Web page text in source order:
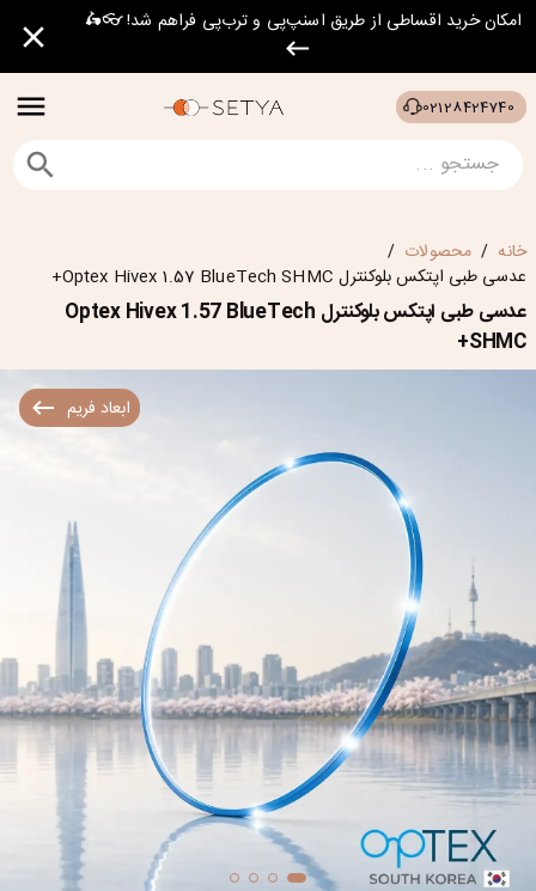
امکان خرید اقساطی از طریق اسنپ‌پی و ترب‌پی فراهم شد! 👓🛵
02128424740
خانه / محصولات /
عدسی طبی اپتکس بلوکنترل Optex Hivex 1.57 BlueTech SHMC+
عدسی طبی اپتکس بلوکنترل Optex Hivex 1.57 BlueTech
SHMC+
ابعاد فریم